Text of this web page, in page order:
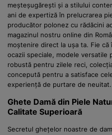
meșteșugărești și a stilului
ani de expertiză în prelucrarea
producător polonez cu rădăcini
magazinul nostru online din
moștenire direct la ușa ta. Fie
ocazii speciale, modele versatile
robustă pentru zilele reci,
concepută pentru a satisface
experiență de purtare de neuitat.
Ghete Damă din Piele
Calitate Superioară
Secretul ghețelor noastre de